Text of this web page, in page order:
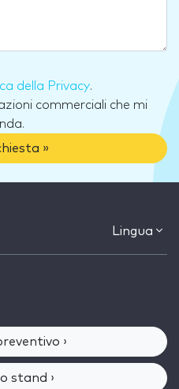
della Privacy.
commerciali che mi
»
Lingua
›
stand ›